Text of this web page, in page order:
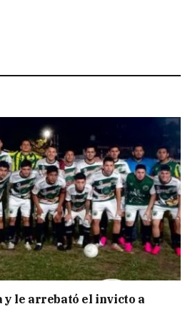
y le arrebató el invicto a